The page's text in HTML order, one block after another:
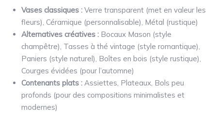
Vases classiques : Verre transparent (met en valeur les
fleurs), Céramique (personnalisable), Métal (rustique)
Alternatives créatives : Bocaux Mason (style
champêtre), Tasses à thé vintage (style romantique),
Paniers (style naturel), Boîtes en bois (style rustique),
Courges évidées (pour l’automne)
Contenants plats : Assiettes, Plateaux, Bols peu
profonds (pour des compositions minimalistes et
modernes)